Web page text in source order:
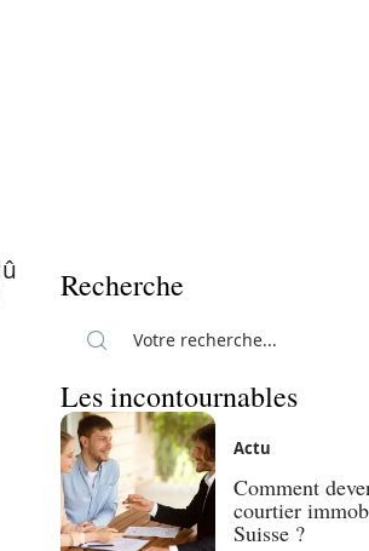
Recherche
Les incontournables
Actu
Comment
courtier
Suisse ?